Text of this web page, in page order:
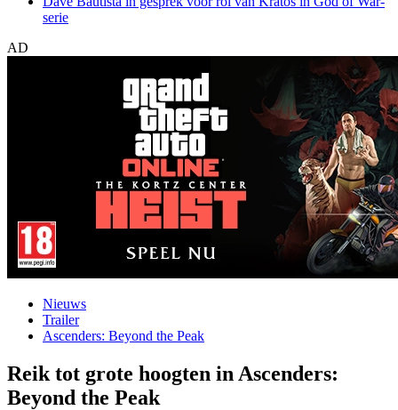
serie
AD
Nieuws
Trailer
Ascenders: Beyond the Peak
Reik tot grote hoogten in Ascenders:
Beyond the Peak